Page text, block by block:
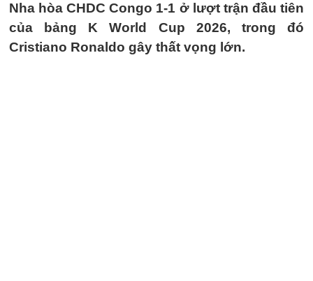
Nha hòa CHDC Congo 1-1 ở lượt trận đầu tiên
của bảng K World Cup 2026, trong đó
Cristiano Ronaldo gây thất vọng lớn.